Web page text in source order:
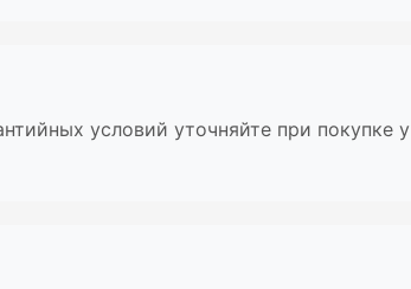
условий уточняйте при покупке у